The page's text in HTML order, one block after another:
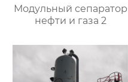
Модульный сепаратор
нефти и газа 2